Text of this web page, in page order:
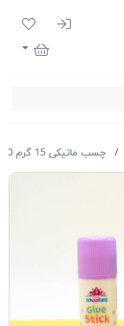
ورود به
لیست
سبد خرید
چسب ماتیکی 15 گرم Schoolfans FA92700